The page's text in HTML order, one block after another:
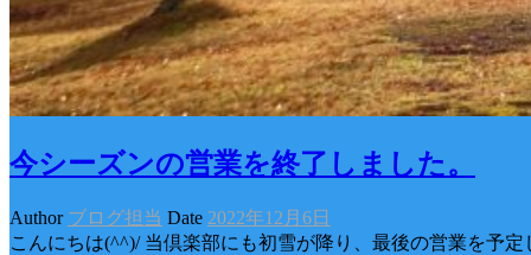
今シーズンの営業を終了しました。
Author ブログ担当 Date 2022年12月6日
こんにちは(^^)/ 当倶楽部にも初雪が降り、最後の営業を予